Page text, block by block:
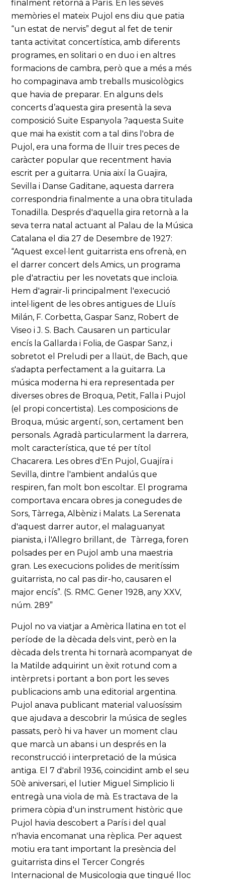
finalment retornà a París. En les seves
memòries el mateix Pujol ens diu que patia
“un estat de nervis” degut al fet de tenir
tanta activitat concertística, amb diferents
programes, en solitari o en duo i en altres
formacions de cambra, però que a més a més
ho compaginava amb treballs musicològics
que havia de preparar. En alguns dels
concerts d’aquesta gira presentà la seva
composició Suite Espanyola ?aquesta Suite
que mai ha existit com a tal dins l'obra de
Pujol, era una forma de lluïr tres peces de
caràcter popular que recentment havia
escrit per a guitarra. Unia així la Guajira,
Sevilla i Danse Gaditane, aquesta darrera
correspondria finalmente a una obra titulada
Tonadilla. Després d'aquella gira retornà a la
seva terra natal actuant al Palau de la Música
Catalana el dia 27 de Desembre de 1927:
“Aquest excel·lent guitarrista ens ofrenà, en
el darrer concert dels Amics, un programa
ple d'atractiu per les novetats que incloïa.
Hem d'agrair-li principalment l'execució
intel·ligent de les obres antigues de Lluís
Milán, F. Corbetta, Gaspar Sanz, Robert de
Viseo i J. S. Bach. Causaren un particular
encís la Gallarda i Folia, de Gaspar Sanz, i
sobretot el Preludi per a llaüt, de Bach, que
s'adapta perfectament a la guitarra. La
música moderna hi era representada per
diverses obres de Broqua, Petit, Falla i Pujol
(el propi concertista). Les composicions de
Broqua, músic argentí, son, certament ben
personals. Agradà particularment la darrera,
molt característica, que té per títol
Chacarera. Les obres d'En Pujol, Guajíra i
Sevilla, dintre l'ambient andalús que
respiren, fan molt bon escoltar. El programa
comportava encara obres ja conegudes de
Sors, Tàrrega, Albèniz i Malats. La Serenata
d'aquest darrer autor, el malaguanyat
pianista, i l'Allegro brillant, de Tàrrega, foren
polsades per en Pujol amb una maestria
gran. Les execucions polides de meritíssim
guitarrista, no cal pas dir-ho, causaren el
major encís”. (S. RMC. Gener 1928, any XXV,
núm. 289”
Pujol no va viatjar a Amèrica llatina en tot el
període de la dècada dels vint, però en la
dècada dels trenta hi tornarà acompanyat de
la Matilde adquirint un èxit rotund com a
intèrprets i portant a bon port les seves
publicacions amb una editorial argentina.
Pujol anava publicant material valuosíssim
que ajudava a descobrir la música de segles
passats, però hi va haver un moment clau
que marcà un abans i un després en la
reconstrucció i interpretació de la música
antiga. El 7 d'abril 1936, coincidint amb el seu
50è aniversari, el lutier Miguel Simplicio li
entregà una viola de mà. Es tractava de la
primera còpia d'un instrument històric que
Pujol havia descobert a París i del qual
n'havia encomanat una rèplica. Per aquest
motiu era tant important la presència del
guitarrista dins el Tercer Congrés
Internacional de Musicologia que tingué lloc